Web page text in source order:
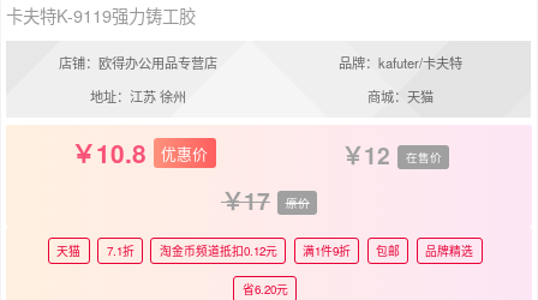
卡夫特K-9119强力铸工胶
店铺：欧得办公用品专营店
品牌：kafuter/卡夫特
地址：江苏 徐州
商城：天猫
10.8 优惠价 12 在售价
17 原价
天猫 7.1折 淘金币频道抵扣0.12元 满1件9折 包邮 品牌精选
省6.20元